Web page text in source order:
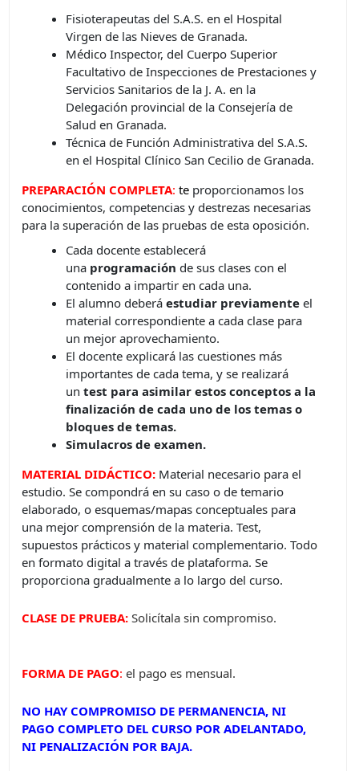
Fisioterapeutas del S.A.S. en el Hospital
Virgen de las Nieves de Granada.
Médico Inspector, del Cuerpo Superior
Facultativo de Inspecciones de Prestaciones y
Servicios Sanitarios de la J. A. en la
Delegación provincial de la Consejería de
Salud en Granada.
Técnica de Función Administrativa del S.A.S.
en el Hospital Clínico San Cecilio de Granada.
PREPARACIÓN COMPLETA:te proporcionamos los
conocimientos, competencias y destrezas necesarias
para la superación de las pruebas de esta oposición.
Cada docente establecerá
una programación de sus clases con el
contenido a impartir en cada una.
El alumno deberáestudiar previamente el
material correspondiente a cada clase para
un mejor aprovechamiento.
El docente explicará las cuestiones más
importantes de cada tema, y se realizará
untest para asimilar estos conceptos a la
finalización de cada uno de los temas o
bloques de temas.
Simulacros de examen.
MATERIAL DIDÁCTICO: Material necesario para el
estudio. Se compondrá en su caso o de temario
elaborado, o esquemas/mapas conceptuales para
una mejor comprensión de la materia. Test,
supuestos prácticos y material complementario. Todo
en formato digital a través de plataforma. Se
proporciona gradualmente a lo largo del curso.
CLASE DE PRUEBA: Solicítala sin compromiso.
FORMA DE PAGO: el pago es mensual.
NO HAY COMPROMISO DE PERMANENCIA, NI
PAGO COMPLETO DEL CURSO POR ADELANTADO,
NI PENALIZACIÓN POR BAJA.